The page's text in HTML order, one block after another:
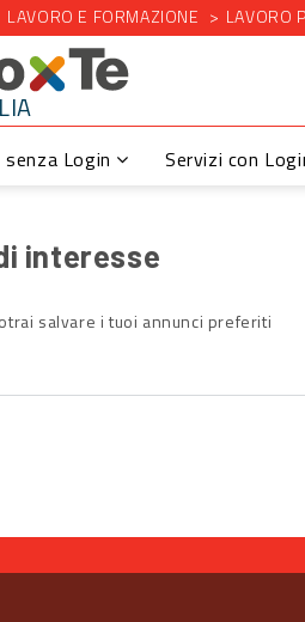
LAVORO E FORMAZIONE LAVORO
Login Servizi con
interesse
salvare i tuoi annunci preferiti